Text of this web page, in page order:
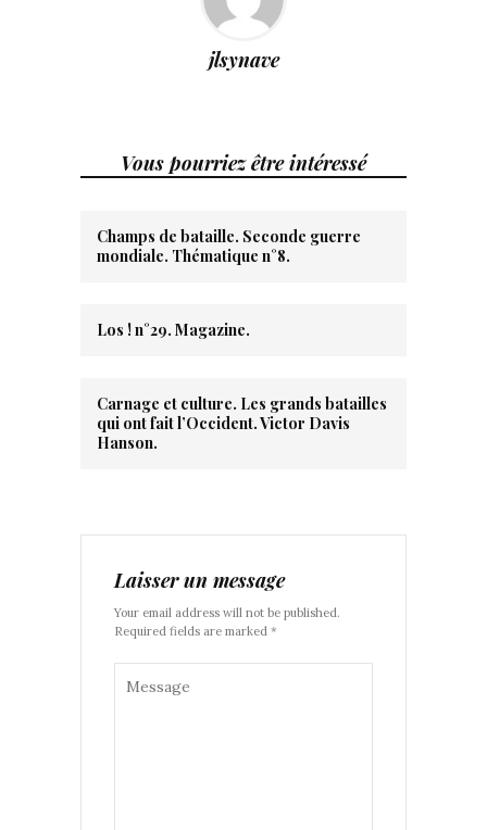
jlsynave
Vous pourriez être intéressé
Champs de bataille. Seconde guerre
mondiale. Thématique n°8.
Los ! n°29. Magazine.
Carnage et culture. Les grands batailles
qui ont fait l’Occident. Victor Davis
Hanson.
Laisser un message
Your email address will not be published.
Required fields are marked *